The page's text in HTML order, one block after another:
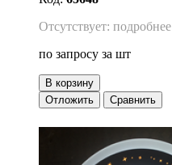
Отсутствует: подробнее
по запросу за шт
В корзину
Отложить
Сравнить